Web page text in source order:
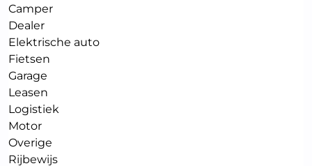
Camper
Dealer
Elektrische auto
Fietsen
Garage
Leasen
Logistiek
Motor
Overige
Rijbewijs